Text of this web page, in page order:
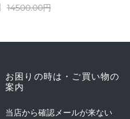
14500.00円
お困りの時は・ご買い物の
案内
当店から確認メールが来ない